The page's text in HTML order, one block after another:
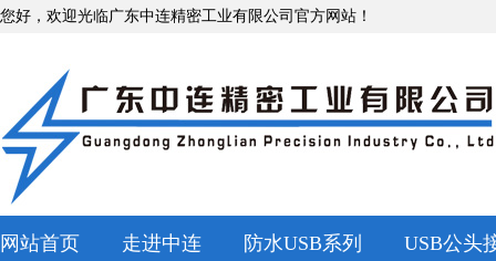
您好，欢迎光临广东中连精密工业有限公司官方网站！
网站首页 走进中连 防水USB系列 USB公头